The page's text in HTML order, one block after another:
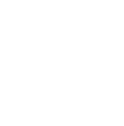
время
что можно